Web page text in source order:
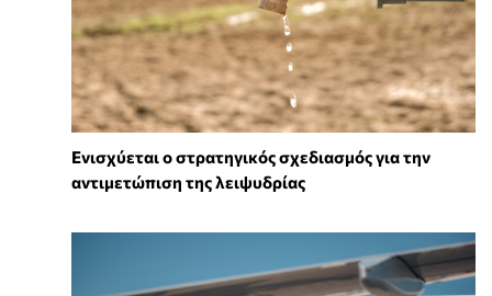
Ενισχύεται ο στρατηγικός σχεδιασμός για την
αντιμετώπιση της λειψυδρίας